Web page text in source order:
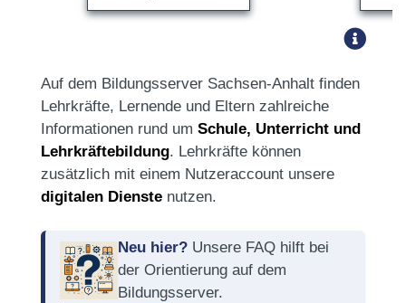
Parteien.
Auf dem Bildungsserver Sachsen-Anhalt finden
Lehrkräfte, Lernende und Eltern zahlreiche
Informationen rund um Schule, Unterricht und
Lehrkräftebildung. Lehrkräfte können
zusätzlich mit einem Nutzeraccount unsere
digitalen Dienste nutzen.
Neu hier? Unsere FAQ hilft bei
der Orientierung auf dem
Bildungsserver.